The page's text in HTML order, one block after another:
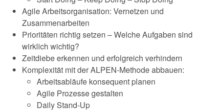
Agile Arbeitsorganisation: Vernetzen und
Zusammenarbeiten
Prioritäten richtig setzen – Welche Aufgaben sind
wirklich wichtig?
Zeitdiebe erkennen und erfolgreich verhindern
Komplexität mit der ALPEN-Methode abbauen:
Arbeitsabläufe konsequent planen
Agile Prozesse gestalten
Daily Stand-Up